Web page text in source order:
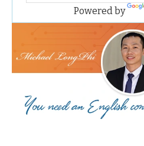
Powered by